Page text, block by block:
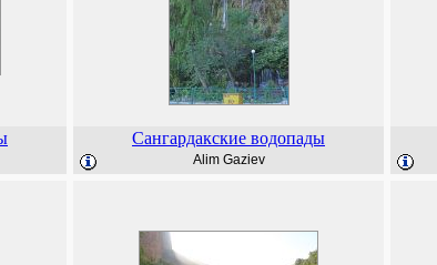
Сангардакские водопады
Alim Gaziev